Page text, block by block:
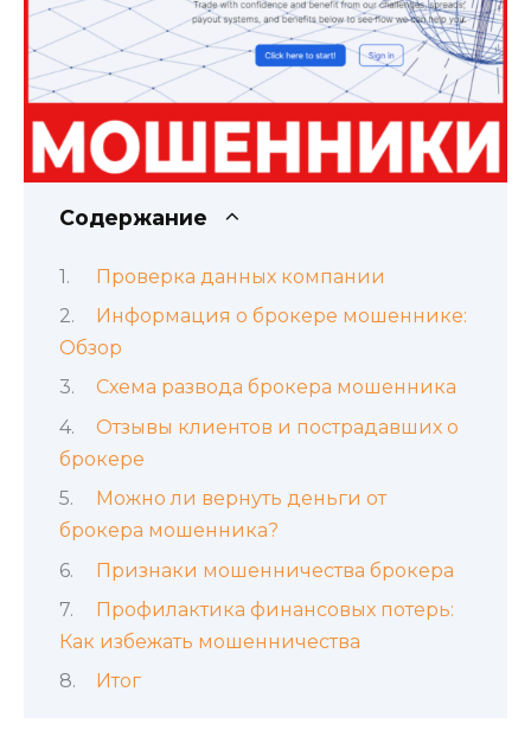
Содержание
Проверка данных компании
Информация о брокере мошеннике:
Обзор
Схема развода брокера мошенника
Отзывы клиентов и пострадавших о
брокере
Можно ли вернуть деньги от
брокера мошенника?
Признаки мошенничества брокера
Профилактика финансовых потерь:
Как избежать мошенничества
Итог